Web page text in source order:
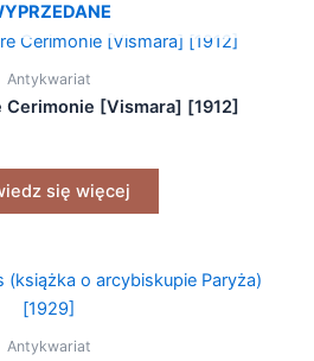
Antykwariat
Cerimonie [Vismara] [1912]
się więcej
Antykwariat